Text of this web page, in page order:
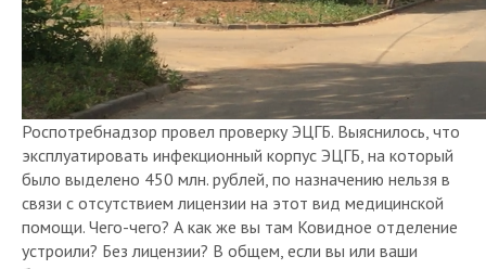
Роспотребнадзор провел проверку ЭЦГБ. Выяснилось, что
эксплуатировать инфекционный корпус ЭЦГБ, на который
было выделено 450 млн. рублей, по назначению нельзя в
связи с отсутствием лицензии на этот вид медицинской
помощи. Чего-чего? А как же вы там Ковидное отделение
устроили? Без лицензии? В общем, если вы или ваши
близкие пострадали от лечения в ...